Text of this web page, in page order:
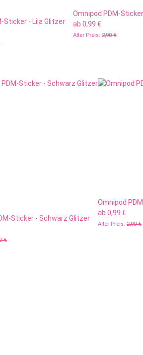
Sticker - Lila Glitzer
Omnipod PDM-
ab 0,99 €
Alter Preis: 2,90 €
Sticker - Schwarz Glitzer
€
Omnipod
ab 0,99 €
Alter Preis: 2,90 €